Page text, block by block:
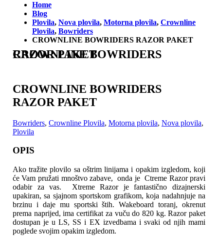
Home
Blog
Plovila, Nova plovila, Motorna plovila, Crownline
Plovila, Bowriders
CROWNLINE BOWRIDERS RAZOR PAKET
CROWNLINE BOWRIDERS RAZOR PAKET
CROWNLINE BOWRIDERS
RAZOR PAKET
Bowriders, Crownline Plovila, Motorna plovila, Nova plovila,
Plovila
OPIS
Ako tražite plovilo sa oštrim linijama i opakim izgledom, koji
će Vam pružati mnoštvo zabave, onda je Ctreme Razor pravi
odabir za vas. Xtreme Razor je fantastično dizajnerski
upakiran,sa sjajnom sportskom grafikom, koja nadahnjuje na
brzinu i daje mu sportski štih. Wakeboard toranj, okrenut
prema naprijed, ima certifikat za vuču do 820 kg. Razor paket
dostupan je u LS, SS i EX izvedbama i svaki od njih mami
poglede svojim opakim izgledom.